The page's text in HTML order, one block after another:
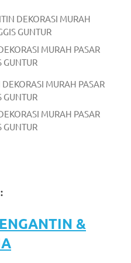
MURAH PASAR
GUNTUR
MURAH PASAR
GUNTUR
&